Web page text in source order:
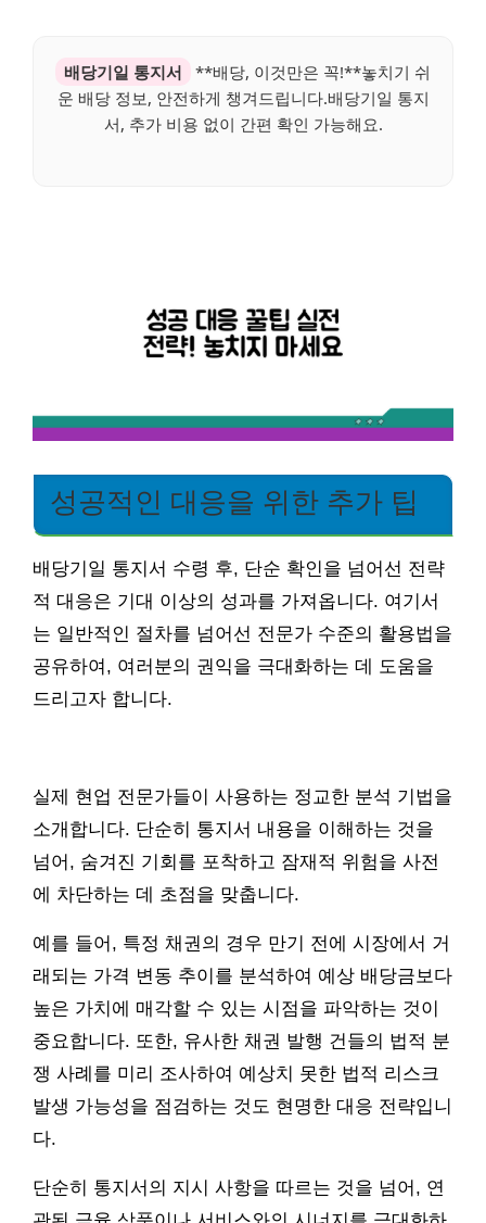
배당기일 통지서
**배당, 이것만은 꼭!**놓치기 쉬
운 배당 정보, 안전하게 챙겨드립니다.배당기일 통지
서, 추가 비용 없이 간편 확인 가능해요.
성공적인 대응을 위한 추가 팁
배당기일 통지서 수령 후, 단순 확인을 넘어선 전략
적 대응은 기대 이상의 성과를 가져옵니다. 여기서
는 일반적인 절차를 넘어선 전문가 수준의 활용법을
공유하여, 여러분의 권익을 극대화하는 데 도움을
드리고자 합니다.
실제 현업 전문가들이 사용하는 정교한 분석 기법을
소개합니다. 단순히 통지서 내용을 이해하는 것을
넘어, 숨겨진 기회를 포착하고 잠재적 위험을 사전
에 차단하는 데 초점을 맞춥니다.
예를 들어, 특정 채권의 경우 만기 전에 시장에서 거
래되는 가격 변동 추이를 분석하여 예상 배당금보다
높은 가치에 매각할 수 있는 시점을 파악하는 것이
중요합니다. 또한, 유사한 채권 발행 건들의 법적 분
쟁 사례를 미리 조사하여 예상치 못한 법적 리스크
발생 가능성을 점검하는 것도 현명한 대응 전략입니
다.
단순히 통지서의 지시 사항을 따르는 것을 넘어, 연